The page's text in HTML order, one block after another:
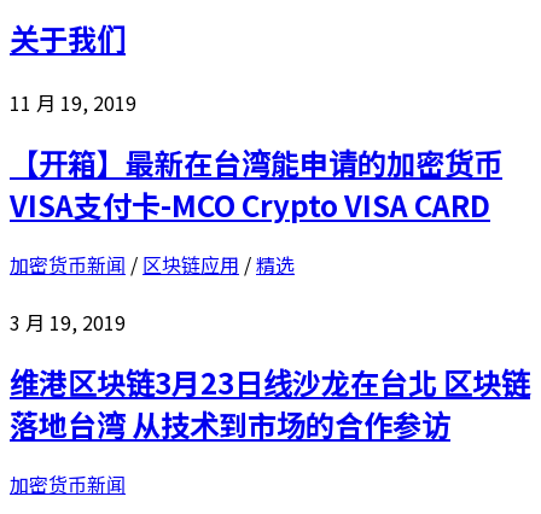
关于我们
11 月 19, 2019
【开箱】最新在台湾能申请的加密货币
VISA支付卡-MCO Crypto VISA CARD
加密货币新闻 / 区块链应用 /精选
3 月 19, 2019
维港区块链3月23日线沙龙在台北 区块链
落地台湾 从技术到市场的合作参访
加密货币新闻